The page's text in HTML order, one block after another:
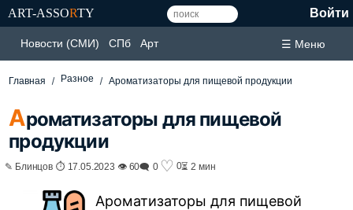
ART-ASSORTY Войти
Новости (СМИ) СПб Арт ☰ Меню
Главная Разное Ароматизаторы для пищевой продукции
Ароматизаторы для пищевой
продукции
✎ Блинцов ⏱ 17.05.2023 👁 60🗨 0 ♡ 0⏳ 2 мин
Ароматизаторы для пищевой